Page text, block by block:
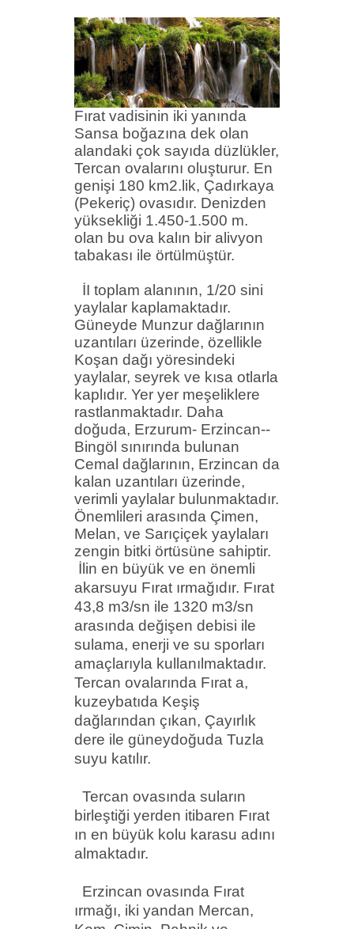
Fırat vadisinin iki yanında
Sansa boğazına dek olan
alandaki çok sayıda düzlükler,
Tercan ovalarını oluşturur. En
genişi 180 km2.lik, Çadırkaya
(Pekeriç) ovasıdır. Denizden
yüksekliği 1.450-1.500 m.
olan bu ova kalın bir alivyon
tabakası ile örtülmüştür.
İI toplam alanının, 1/20 sini
yaylalar kaplamaktadır.
Güneyde Munzur dağlarının
uzantıları üzerinde, özellikle
Koşan dağı yöresindeki
yaylalar, seyrek ve kısa otlarla
kaplıdır. Yer yer meşeliklere
rastlanmaktadır. Daha
doğuda, Erzurum- Erzincan-­
Bingöl sınırında bulunan
Cemal dağlarının, Erzincan da
kalan uzantıları üzerinde,
verimli yaylalar bulunmaktadır.
Önemlileri arasında Çimen,
Melan, ve Sarıçiçek yaylaları
zengin bitki örtüsüne sahiptir.
İlin en büyük ve en önemli
akarsuyu Fırat ırmağıdır. Fırat
43,8 m3/sn ile 1320 m3/sn
arasında değişen debisi ile
sulama, enerji ve su sporları
amaçlarıyla kullanılmaktadır.
Tercan ovalarında Fırat a,
kuzeybatıda Keşiş
dağlarından çıkan, Çayırlık
dere ile güneydoğuda Tuzla
suyu katılır.
Tercan ovasında suların
birleştiği yerden itibaren Fırat
ın en büyük kolu karasu adını
almaktadır.
Erzincan ovasında Fırat
ırmağı, iki yandan Mercan,